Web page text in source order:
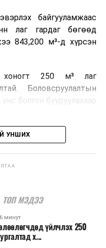
байгууламжаас
лаг гардаг бөгөөд
843,200 м³-д хүрсэн
хоногт 250 м³ лаг
Боловсруулалтын
болгон бууруулахаар
үндэслэлийг
баталгаажуулсан
Хурлын
баталсан “Төр,
хэрэгжүүлэх
шатаах үйлдвэр
УНШИХ
ТОП МЭДЭЭ
минут
үйлчлэх 250
х...